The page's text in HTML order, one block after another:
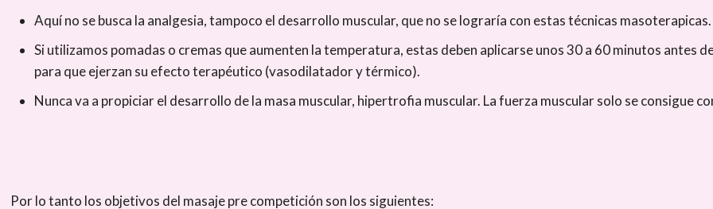
Aquí no se busca la analgesia, tampoco el desarrollo muscular, que no se lograría con estas técnicas masoterapicas.
Si utilizamos pomadas o cremas que aumenten la temperatura, estas deben aplicarse unos 30 a 60 minutos antes
para que ejerzan su efecto terapéutico (vasodilatador y térmico).
Nunca va a propiciar el desarrollo de la masa muscular, hipertrofia muscular. La fuerza muscular solo se consigue
Por lo tanto los objetivos del masaje pre competición son los siguientes: